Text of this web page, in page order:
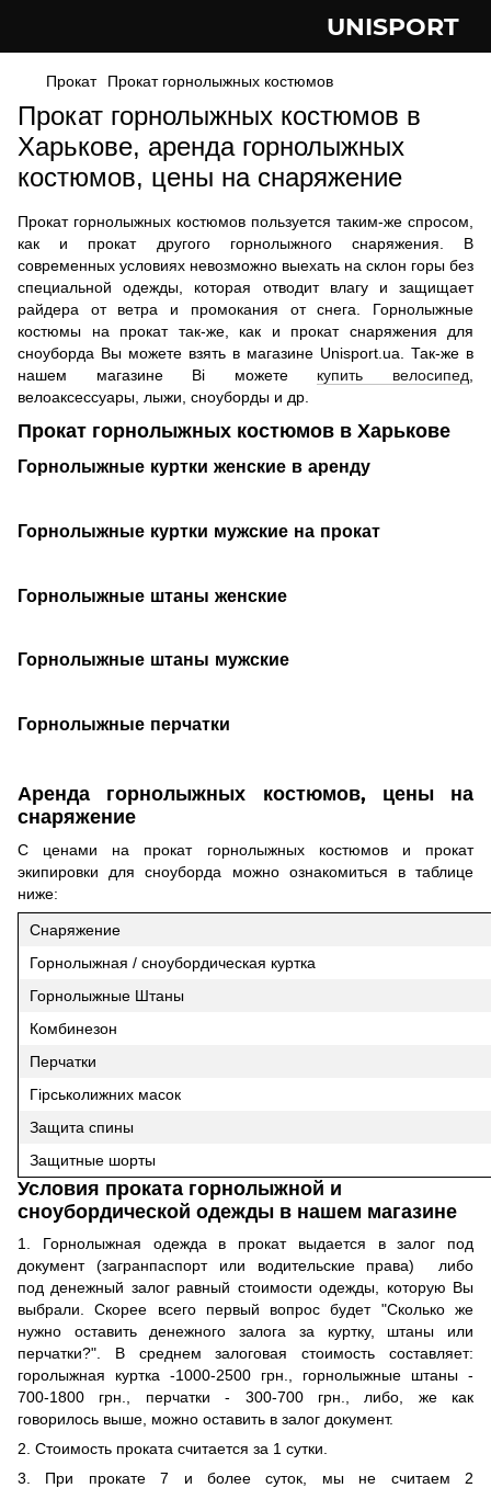
UNISPORT
Прокат Прокат горнолыжных костюмов
Прокат горнолыжных костюмов в
Харькове, аренда горнолыжных
костюмов, цены на снаряжение
Прокат горнолыжных костюмов пользуется таким-же спросом,
как и прокат другого горнолыжного снаряжения. В
современных условиях невозможно выехать на склон горы без
специальной одежды, которая отводит влагу и защищает
райдера от ветра и промокания от снега. Горнолыжные
костюмы на прокат так-же, как и прокат снаряжения для
сноуборда Вы можете взять в магазине Unisport.ua. Так-же в
нашем магазине Ві можете купить велосипед
велоаксессуары, лыжи, сноуборды и др.
Прокат горнолыжных костюмов в Харькове
Горнолыжные куртки женские в аренду
Горнолыжные куртки мужские на прокат
Горнолыжные штаны женские
Горнолыжные штаны мужские
Горнолыжные перчатки
Аренда горнолыжных костюмов, цены на
снаряжение
С ценами на прокат горнолыжных костюмов и прокат
экипировки для сноуборда можно ознакомиться в таблице
ниже:
Снаряжение
Горнолыжная / сноубордическая куртка
Горнолыжные Штаны
Комбинезон
Перчатки
Гірськолижних масок
Защита спины
Защитные шорты
Условия проката горнолыжной и
сноубордической одежды в нашем магазине
1. Горнолыжная одежда в прокат выдается в залог под
документ (загранпаспорт или водительские права) либо
под денежный залог равный стоимости одежды, которую Вы
выбрали. Скорее всего первый вопрос будет "Сколько же
нужно оставить денежного залога за куртку, штаны или
перчатки?". В среднем залоговая стоимость составляет:
горолыжная куртка -1000-2500 грн., горнолыжные штаны -
700-1800 грн., перчатки - 300-700 грн., либо, же как
говорилось выше, можно оставить в залог документ.
2. Стоимость проката считается за 1 сутки.
3. При прокате 7 и более суток, мы не считаем 2